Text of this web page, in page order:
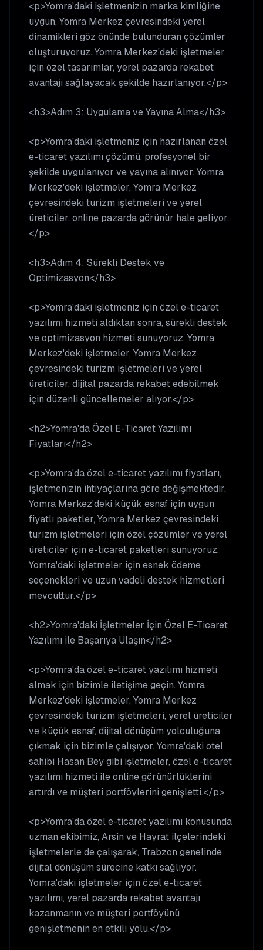
<p>Yomra'daki işletmenizin marka kimliğine
uygun, Yomra Merkez çevresindeki yerel
dinamikleri göz önünde bulunduran çözümler
oluşturuyoruz. Yomra Merkez'deki işletmeler
için özel tasarımlar, yerel pazarda rekabet
avantajı sağlayacak şekilde hazırlanıyor.</p>
<h3>Adım 3: Uygulama ve Yayına Alma</h3>
<p>Yomra'daki işletmeniz için hazırlanan özel
e-ticaret yazılımı çözümü, profesyonel bir
şekilde uygulanıyor ve yayına alınıyor. Yomra
Merkez'deki işletmeler, Yomra Merkez
çevresindeki turizm işletmeleri ve yerel
üreticiler, online pazarda görünür hale geliyor.
</p>
<h3>Adım 4: Sürekli Destek ve
Optimizasyon</h3>
<p>Yomra'daki işletmeniz için özel e-ticaret
yazılımı hizmeti aldıktan sonra, sürekli destek
ve optimizasyon hizmeti sunuyoruz. Yomra
Merkez'deki işletmeler, Yomra Merkez
çevresindeki turizm işletmeleri ve yerel
üreticiler, dijital pazarda rekabet edebilmek
için düzenli güncellemeler alıyor.</p>
<h2>Yomra'da Özel E-Ticaret Yazılımı
Fiyatları</h2>
<p>Yomra'da özel e-ticaret yazılımı fiyatları,
işletmenizin ihtiyaçlarına göre değişmektedir.
Yomra Merkez'deki küçük esnaf için uygun
fiyatlı paketler, Yomra Merkez çevresindeki
turizm işletmeleri için özel çözümler ve yerel
üreticiler için e-ticaret paketleri sunuyoruz.
Yomra'daki işletmeler için esnek ödeme
seçenekleri ve uzun vadeli destek hizmetleri
mevcuttur.</p>
<h2>Yomra'daki İşletmeler İçin Özel E-Ticaret
Yazılımı ile Başarıya Ulaşın</h2>
<p>Yomra'da özel e-ticaret yazılımı hizmeti
almak için bizimle iletişime geçin. Yomra
Merkez'deki işletmeler, Yomra Merkez
çevresindeki turizm işletmeleri, yerel üreticiler
ve küçük esnaf, dijital dönüşüm yolculuğuna
çıkmak için bizimle çalışıyor. Yomra'daki otel
sahibi Hasan Bey gibi işletmeler, özel e-ticaret
yazılımı hizmeti ile online görünürlüklerini
artırdı ve müşteri portföylerini genişletti.</p>
<p>Yomra'da özel e-ticaret yazılımı konusunda
uzman ekibimiz, Arsin ve Hayrat ilçelerindeki
işletmelerle de çalışarak, Trabzon genelinde
dijital dönüşüm sürecine katkı sağlıyor.
Yomra'daki işletmeler için özel e-ticaret
yazılımı, yerel pazarda rekabet avantajı
kazanmanın ve müşteri portföyünü
genişletmenin en etkili yolu.</p>